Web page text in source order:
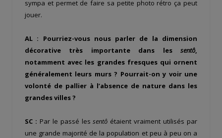
sympa et permet de faire sa petite photo rétro ça peut
jouer.
AL : Pourriez-vous nous parler de la dimension
décorative très importante dans les sentô,
notamment avec les grandes fresques qui ornent
généralement leurs murs ? Pourrait-on y voir une
volonté de pallier à l’absence de nature dans les
grandes villes ?
SC : Par le passé lessentô étaient vraiment utilisés par
une grande majorité de la population et peu à peu on a